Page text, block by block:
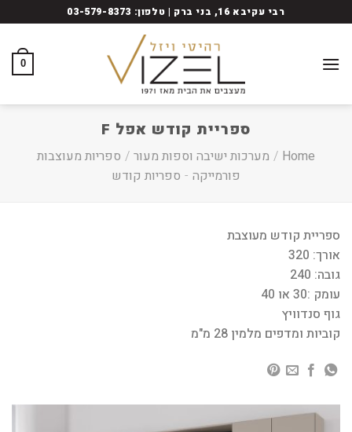
to
רבי עקיבא 16, בני ברק | טלפון: 03-579-8373
0
ספריית קודש אפל F
Home
/ מערכות ישיבה וספות מעור / ספריות מעוצבות
פורמייקה - ספריות קודש
ספריית קודש מעוצבת
אורך: 320
גובה: 240
עומק :30 או 40
גוף סנדוויץ
קוביות ומדפים מלמין 28 מ"מ